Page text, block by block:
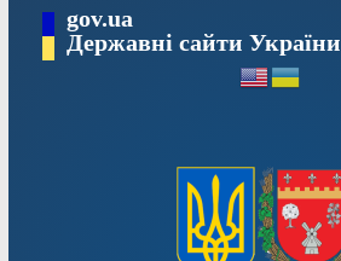
Перейтиgov.ua
Державні сайти України